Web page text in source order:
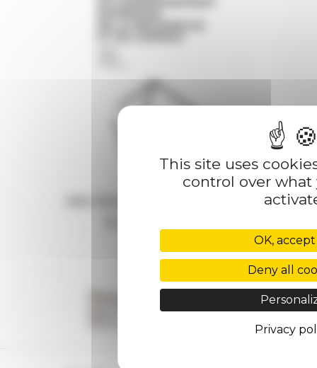
This site uses
control over
OK,
Deny all
Privacy